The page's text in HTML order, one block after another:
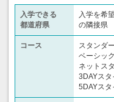
入学できる
都道府県
入学を希
の隣接県
コース
スタンダ
ベーシッ
ネットス
3DAYスタ
5DAYスタ